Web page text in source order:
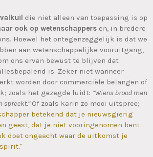
die niet alleen van toepassing is op
ook op wetenschappers en, in bredere
Hoewel het ontegenzeggelijk is dat we
aan wetenschappelijke vooruitgang,
ons ervan bewust te blijven dat
is. Zeker niet wanneer
worden door commerciële belangen of
zoals het gezegde luidt: “Wiens brood men
spreekt.”Of zoals karin zo mooi uitspree;
betekend dat je nieuwsgierig
geest, dat je niet vooringenomen bent
doet ongeacht waar de uitkomst je